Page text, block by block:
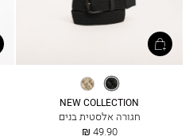
שחור אלון
NEW COLLECTION
חגורה אלסטית בנים
החל
49.90 ₪